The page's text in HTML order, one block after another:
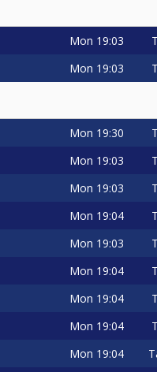
2025 beim Finalturnier)
extra für das Side-
Side-Event kommen
dem Livestream
Turnierserie. Sobald
3 Teilnehmer gezogen,
das 10-Ball-Rack
Monday Masters,
wird durch die BCQ-
Mon 19:03
Mon 19:03
Mon 19:30
Mon 19:03
Mon 19:03
Mon 19:04
Mon 19:03
Mon 19:04
Mon 19:04
Mon 19:04
Mon 19:04